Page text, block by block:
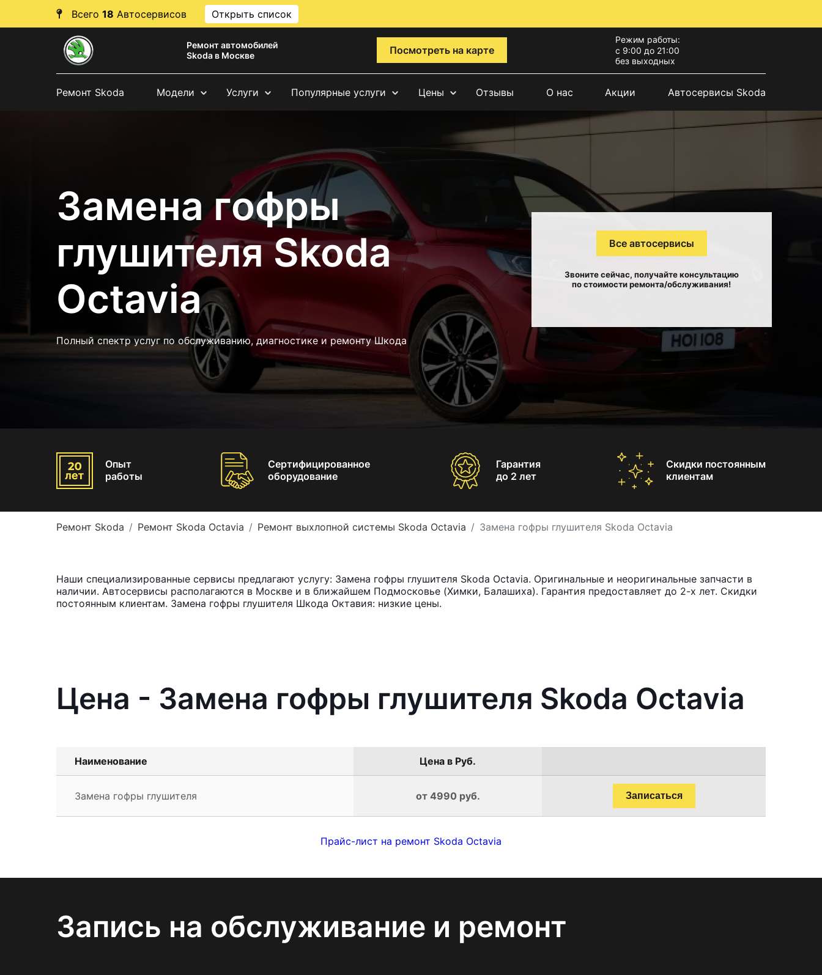
Всего 18 Автосервисов Открыть список
Ремонт автомобилей
Skoda в Москве
Посмотреть на карте
Режим работы:
с 9:00 до 21:00
без выходных
Ремонт Skoda Модели Услуги Популярные услуги Цены Отзывы О нас Акции Автосервисы Skoda
Замена гофры
глушителя Skoda
Octavia
Полный спектр услуг по обслуживанию, диагностике и ремонту Шкода
Все автосервисы
Звоните сейчас, получайте консультацию
по стоимости ремонта/обслуживания!
Опыт
работы
Сертифицированное
оборудование
Гарантия
до 2 лет
Скидки постоянным
клиентам
Ремонт Skoda Ремонт Skoda Octavia Ремонт выхлопной системы Skoda Octavia Замена гофры глушителя Skoda Octavia
Наши специализированные сервисы предлагают услугу: Замена гофры глушителя Skoda Octavia. Оригинальные и неоригинальные запчасти в
наличии. Автосервисы располагаются в Москве и в ближайшем Подмосковье (Химки, Балашиха). Гарантия предоставляет до 2-х лет. Скидки
постоянным клиентам. Замена гофры глушителя Шкода Октавия: низкие цены.
Цена - Замена гофры глушителя Skoda Octavia
Наименование Цена в Руб.
Замена гофры глушителя от 4990 руб. Записаться
Прайс-лист на ремонт Skoda Octavia
Запись на обслуживание и ремонт